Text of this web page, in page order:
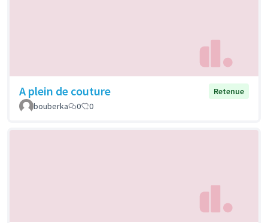
A plein de couture
Retenue
bouberka
0 0